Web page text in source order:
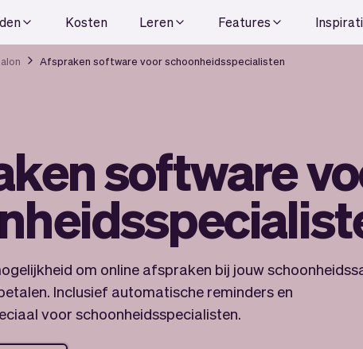
Kosten Leren Features
Afspraken software voor schoonheidsspecialisten
software
om online afspraken bij jouw
Inclusief automatische reminders en
voor schoonheidsspecialisten.